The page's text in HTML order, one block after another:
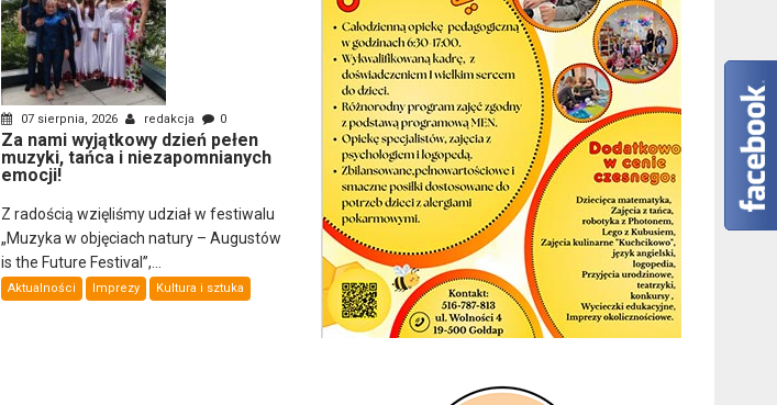
07 sierpnia, 2026 redakcja 0
Za nami wyjątkowy dzień pełen
muzyki, tańca i niezapomnianych
emocji!
Z radością wzięliśmy udział w festiwalu
„Muzyka w objęciach natury – Augustów
is the Future Festival”,...
Aktualności Imprezy Kultura i sztuka